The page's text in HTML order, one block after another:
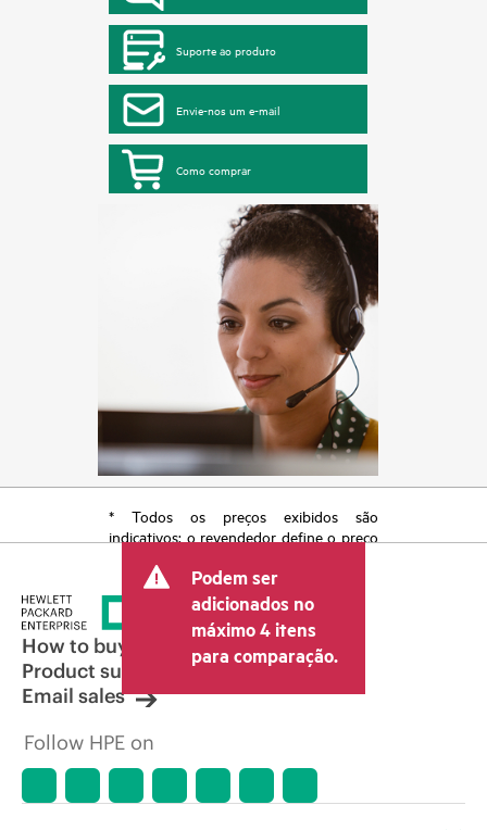
Suporte ao produto
Envie-nos um e-mail
Como comprar
* Todos os preços exibidos são
indicativos; o revendedor define o preço
taxas, como IVA/imposto sobre vendas e
envio. O preço transacional definido
pelo revendedor pode variar em relação
a outros revendedores e ao preço
indicativo exibido. O preço indicativo
poderá incluir ofertas promocionais por
tempo limitado. A HPE se reserva o
qualquer momento por motivos que
de produtos, disponibilidade de
Podem ser
adicionados no
máximo 4 itens
para comparação.
How to buy
Product support
Email sales
Follow HPE on